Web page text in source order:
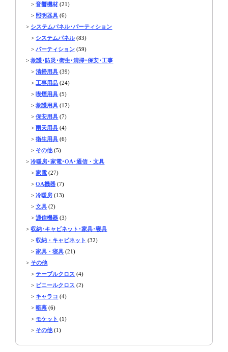
>音響機材 (21)
> 照明器具 (6)
> システムパネル･パーティション
> システムパネル(83)
>パーティション (59)
>救護･防災･衛生･清掃･保安･工事
>清掃用具 (39)
> 工事用品 (24)
>喫煙用具 (5)
>救護用具 (12)
>保安用具 (7)
>雨天用具 (4)
>衛生用具 (6)
> その他(5)
>冷暖房･家電･OA･通信・文具
>家電 (27)
>OA機器 (7)
>冷暖房 (13)
>文具 (2)
>通信機器 (3)
>収納･キャビネット･家具･寝具
>収納・キャビネット (32)
>家具・寝具 (21)
> その他
>テーブルクロス (4)
> ビニールクロス (2)
> キャラコ (4)
>暗幕 (6)
>モケット (1)
> その他(1)